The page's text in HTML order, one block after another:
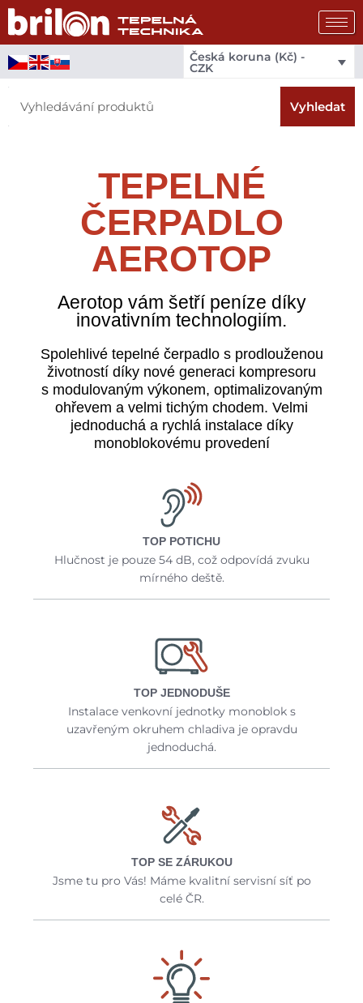
Přeskočit
obsah
Česká koruna (Kč) -
CZK
Vyhledat
TEPELNÉ
ČERPADLO
AEROTOP
Aerotop vám šetří peníze díky
inovativním technologiím.
Spolehlivé tepelné čerpadlo s prodlouženou
životností díky nové generaci kompresoru
s modulovaným výkonem, optimalizovaným
ohřevem a velmi tichým chodem. Velmi
jednoduchá a rychlá instalace díky
monoblokovému provedení
TOP POTICHU
Hlučnost je pouze 54 dB, což odpovídá zvuku
mírného deště.
TOP JEDNODUŠE
Instalace venkovní jednotky monoblok s
uzavřeným okruhem chladiva je opravdu
jednoduchá.
TOP SE ZÁRUKOU
Jsme tu pro Vás! Máme kvalitní servisní síť po
celé ČR.